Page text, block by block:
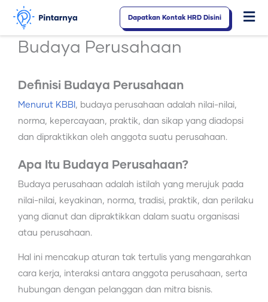
Lewati
konten
Dapatkan Kontak HRD Disini
Budaya Perusahaan
Definisi Budaya Perusahaan
Menurut KBBI , budaya perusahaan adalah nilai-nilai,
norma, kepercayaan, praktik, dan sikap yang diadopsi
dan dipraktikkan oleh anggota suatu perusahaan.
Apa Itu Budaya Perusahaan?
Budaya perusahaan adalah istilah yang merujuk pada
nilai-nilai, keyakinan, norma, tradisi, praktik, dan perilaku
yang dianut dan dipraktikkan dalam suatu organisasi
atau perusahaan.
Hal ini mencakup aturan tak tertulis yang mengarahkan
cara kerja, interaksi antara anggota perusahaan, serta
hubungan dengan pelanggan dan mitra bisnis.